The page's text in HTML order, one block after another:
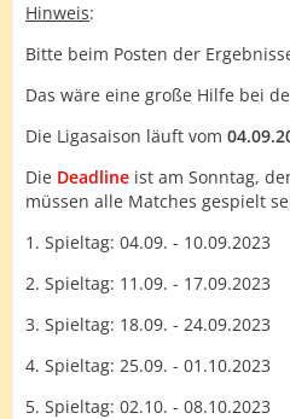
Hinweis:
Bitte beim Posten der
Das wäre eine große Hilfe bei
Die Ligasaison läuft vom
Die Deadline ist am Sonntag,
müssen alle Matches gespielt
1. Spieltag: 04.09. - 10.09.2023
2. Spieltag: 11.09. - 17.09.2023
3. Spieltag: 18.09. - 24.09.2023
4. Spieltag: 25.09. - 01.10.2023
5. Spieltag: 02.10. - 08.10.2023